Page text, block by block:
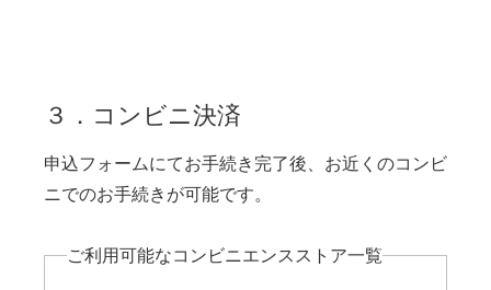
３．コンビニ決済
申込フォームにてお手続き完了後、お近くのコンビ
ニでのお手続きが可能です。
ご利用可能なコンビニエンスストア一覧